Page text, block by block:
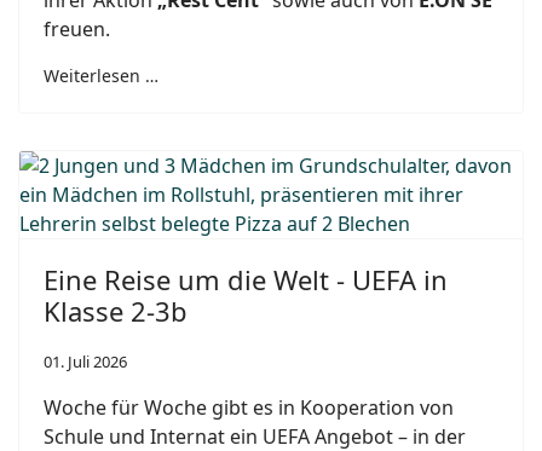
freuen.
Weiterlesen …
Eine Reise um die Welt - UEFA in
Klasse 2-3b
01. Juli 2026
Woche für Woche gibt es in Kooperation von
Schule und Internat ein UEFA Angebot – in der